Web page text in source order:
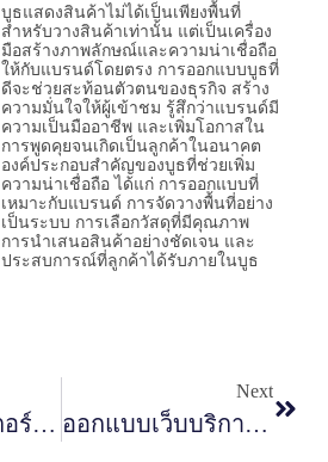
บูธแสดงสินค้าไม่ได้เป็นเพียงพื้นที่
สำหรับวางสินค้าเท่านั้น แต่เป็นเครื่อง
มือสร้างภาพลักษณ์และความน่าเชื่อถือ
ให้กับแบรนด์โดยตรง การออกแบบบูธที่
ดีจะช่วยสะท้อนตัวตนของธุรกิจ สร้าง
ความมั่นใจให้ผู้เข้าชม รู้สึกว่าแบรนด์มี
ความเป็นมืออาชีพ และเพิ่มโอกาสใน
การพูดคุยจนเกิดเป็นลูกค้าในอนาคต
องค์ประกอบสำคัญของบูธที่ช่วยเพิ่ม
ความน่าเชื่อถือ ได้แก่ การออกแบบที่
เหมาะกับแบรนด์ การจัดวางพื้นที่อย่าง
เป็นระบบ การเลือกวัสดุที่มีคุณภาพ
การนำเสนอสินค้าอย่างชัดเจน และ
ประสบการณ์ที่ลูกค้าได้รับภายในบูธ
การวางเคาน์เตอร์ในบูธ มีผลต่อการต้อนรับลูกค้าอย่างไร
Next
ออกแบบเว็บบริการ ควรจัดวางข้อมูลอย่างไรให้ลูกค้าเข้าใจง่าย